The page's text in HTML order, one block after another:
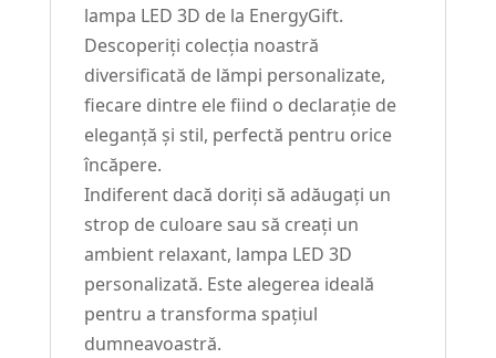
lampa LED 3D de la EnergyGift.
Descoperiți colecția noastră
diversificată de lămpi personalizate,
fiecare dintre ele fiind o declarație de
eleganță și stil, perfectă pentru orice
încăpere.
Indiferent dacă doriți să adăugați un
strop de culoare sau să creați un
ambient relaxant, lampa LED 3D
personalizată. Este alegerea ideală
pentru a transforma spațiul
dumneavoastră.